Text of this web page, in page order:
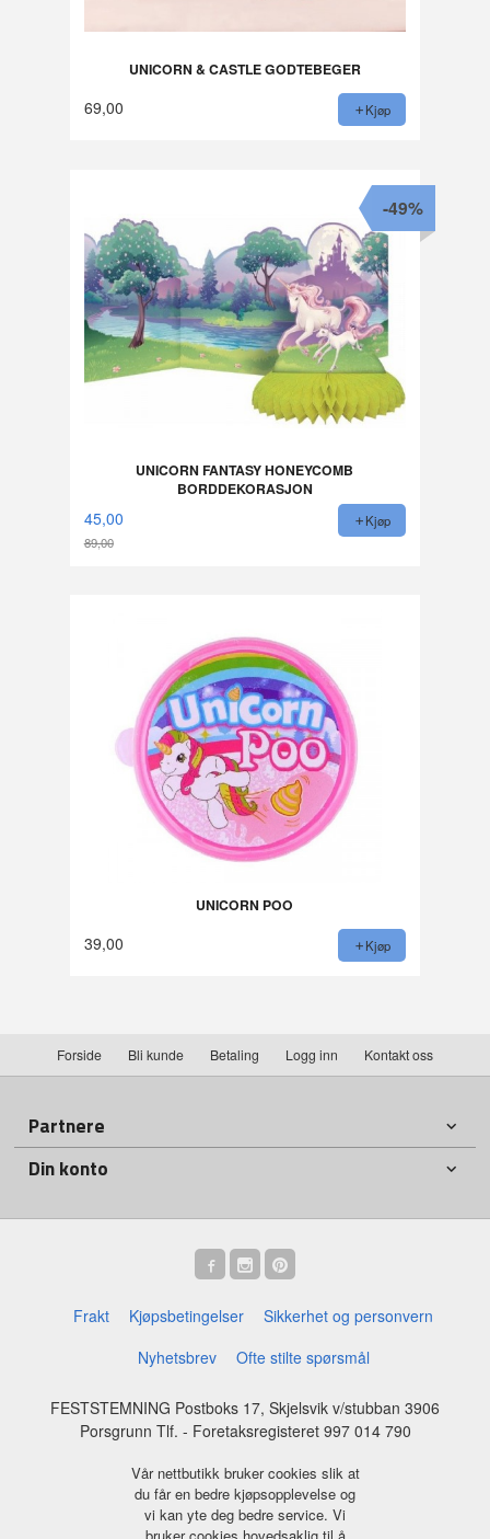
UNICORN & CASTLE GODTEBEGER
69,00 Kjøp
UNICORN FANTASY HONEYCOMB
BORDDEKORASJON
45,00
89,00
-49%
Kjøp
UNICORN POO
39,00 Kjøp
Forside Bli kunde Betaling Logg inn Kontakt oss
Partnere
Din konto
Frakt Kjøpsbetingelser
Sikkerhet og personvern
Nyhetsbrev
Ofte stilte spørsmål
FESTSTEMNING Postboks 17, Skjelsvik v/stubban 3906
Porsgrunn Tlf. - Foretaksregisteret 997 014 790
Vår nettbutikk bruker cookies slik at
du får en bedre kjøpsopplevelse og
vi kan yte deg bedre service. Vi
bruker cookies hovedsaklig til å